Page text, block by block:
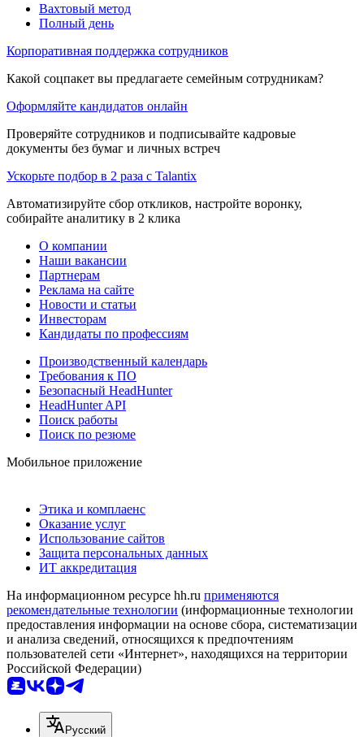
Вахтовый метод
Полный день
Корпоративная поддержка сотрудников
Какой соцпакет вы предлагаете семейным сотрудникам?
Оформляйте кандидатов онлайн
Проверяйте сотрудников и подписывайте кадровые
документы без бумаг и личных встреч
Ускорьте подбор в 2 раза с Talantix
Автоматизируйте сбор откликов, настройте воронку,
собирайте аналитику в 2 клика
О компании
Наши вакансии
Партнерам
Реклама на сайте
Новости и статьи
Инвесторам
Кандидаты по профессиям
Производственный календарь
Требования к ПО
Безопасный HeadHunter
HeadHunter API
Поиск работы
Поиск по резюме
Мобильное приложение
Этика и комплаенс
Оказание услуг
Использование сайтов
Защита персональных данных
ИТ аккредитация
На информационном ресурсе hh.ru применяются
рекомендательные технологии (информационные технологии
предоставления информации на основе сбора, систематизации
и анализа сведений, относящихся к предпочтениям
пользователей сети «Интернет», находящихся на территории
Российской Федерации)
Русский